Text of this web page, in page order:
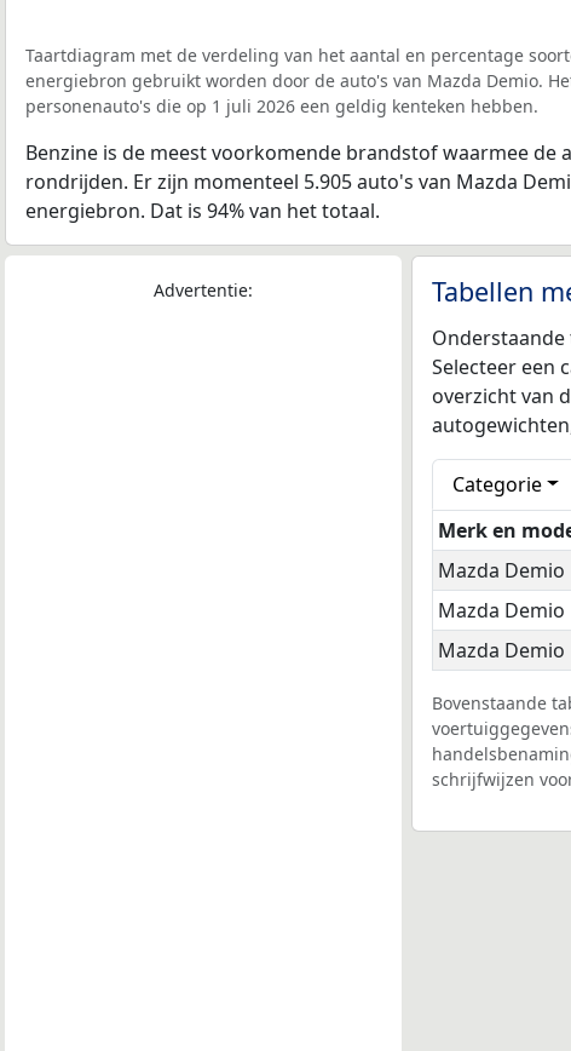
Taartdiagram met de verdeling van het aantal en percentage
energiebron gebruikt worden door de auto's van Mazda Demio.
personenauto's die op 1 juli 2026 een geldig kenteken hebben.
Benzine is de meest voorkomende brandstof waarmee de
rondrijden. Er zijn momenteel 5.905 auto's van Mazda
energiebron. Dat is 94% van het totaal.
Advertentie: Tabellen
Onderstaande
Selecteer een
overzicht van
Categorie
Merk en
Mazda Demio
Mazda Demio
Mazda Demio
Bovenstaande
schrijfwijzen